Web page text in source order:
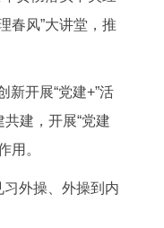
春风”大讲堂，推
开展“党建+”活
建，开展“党建
用。
外操、外操到内